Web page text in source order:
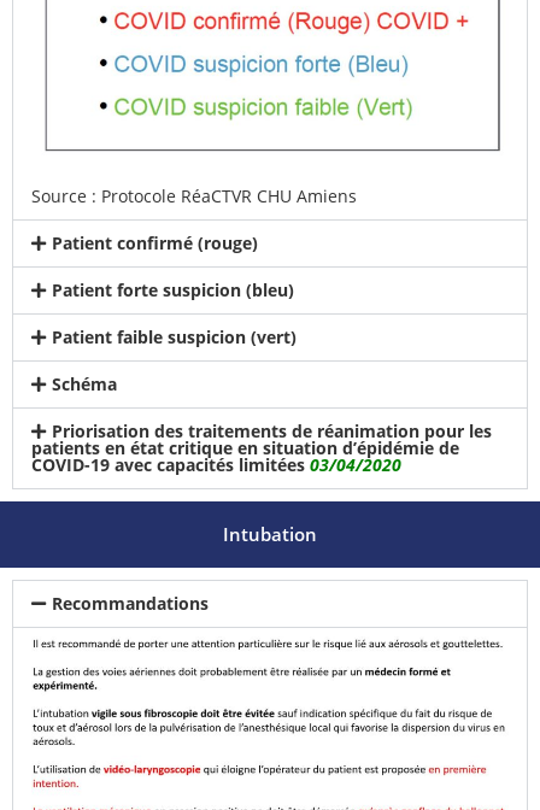
Source : Protocole RéaCTVR CHU Amiens
Patient confirmé (rouge)
Patient forte suspicion (bleu)
Patient faible suspicion (vert)
Schéma
Priorisation des traitements de réanimation pour les
patients en état critique en situation d’épidémie de
COVID-19 avec capacités limitées 03/04/2020
Intubation
Recommandations